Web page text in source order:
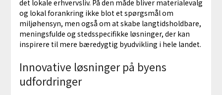
det lokale erhvervsliv. På den måde bliver materialevalg
og lokal forankring ikke blot et spørgsmål om
miljøhensyn, men også om at skabe langtidsholdbare,
meningsfulde og stedsspecifikke løsninger, der kan
inspirere til mere bæredygtig byudvikling i hele landet.
Innovative løsninger på byens
udfordringer